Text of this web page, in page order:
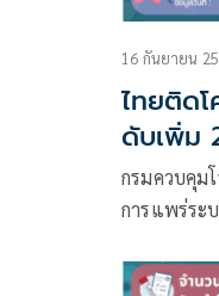
16 กันยายน
ไทยติด
ดับเพิ่ม
กรมควบคุม
การแพร่ระ
พยาบาล (